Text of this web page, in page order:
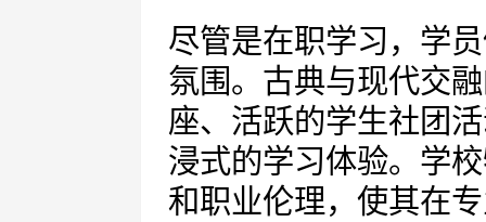
尽管是在职学习，学
氛围。古典与现代交
座、活跃的学生社团
浸式的学习体验。学
和职业伦理，使其在